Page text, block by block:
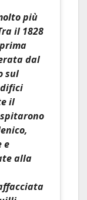
più
il 1828
prima
dal
sul
il
e
alla